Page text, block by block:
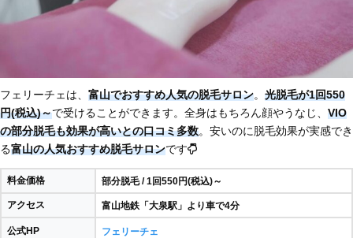
フェリーチェは、 富山でおすすめ人気の脱毛サロン。 光脱毛が1回550
円(税込)～で受けることができます。全身はもちろん顔やうなじ、 VIO
の部分脱毛も効果が高いとの口コミ多数。安いのに脱毛効果が実感でき
る富山の人気おすすめ脱毛サロンです
料金価格 部分脱毛 / 1回550円(税込)～
アクセス 富山地鉄「大泉駅」より車で4分
公式HP フェリーチェ